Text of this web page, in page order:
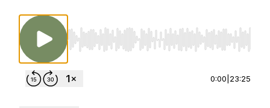
Use Left/Right to seek, Home/End to jump
0:00 23:25